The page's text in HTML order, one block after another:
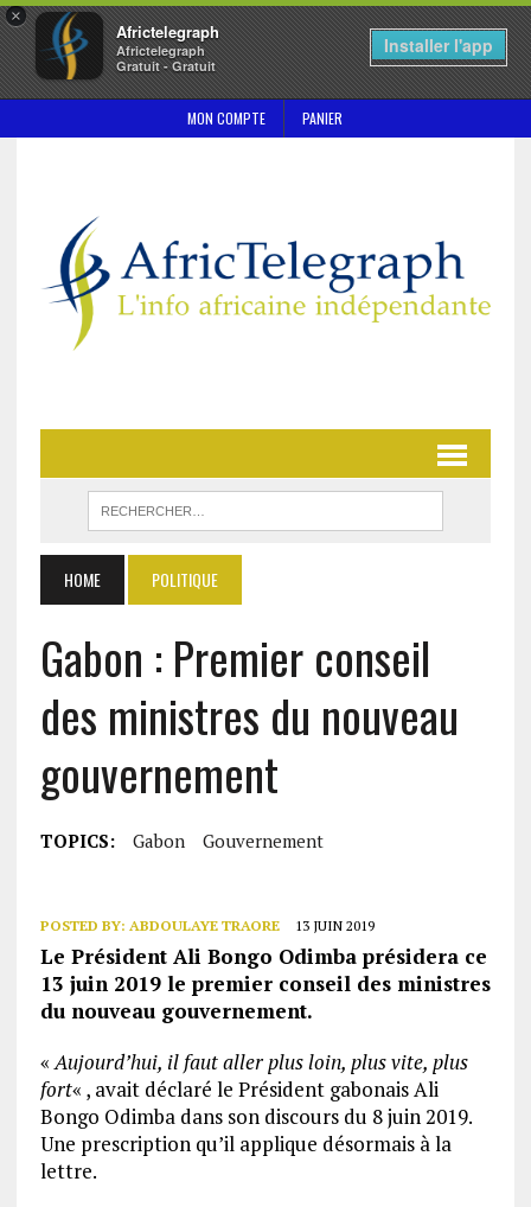
×
Africtelegraph
Africtelegraph
Gratuit - Gratuit
Installer l'app
MON COMPTE PANIER
HOME POLITIQUE
Gabon : Premier conseil
des ministres du nouveau
gouvernement
TOPICS: Gabon Gouvernement
POSTED BY: ABDOULAYE TRAORE 13 JUIN 2019
Le Président Ali Bongo Odimba présidera ce
13 juin 2019 le premier conseil des ministres
du nouveau gouvernement.
«Aujourd’hui, il faut aller plus loin, plus vite, plus
fort« , avait déclaré le Président gabonais Ali
Bongo Odimba dans son discours du 8 juin 2019.
Une prescription qu’il applique désormais à la
lettre.